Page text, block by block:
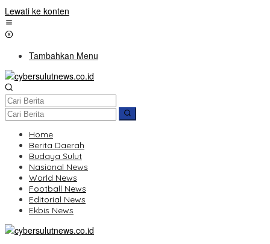
Lewati ke konten
Tambahkan Menu
Home
Berita Daerah
Budaya Sulut
Nasional News
World News
Football News
Editorial News
Ekbis News